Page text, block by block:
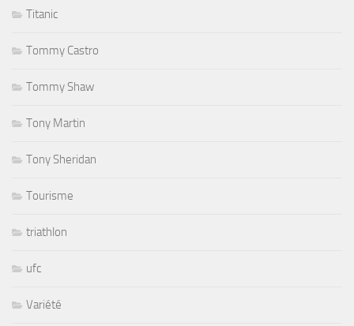
Titanic
Tommy Castro
Tommy Shaw
Tony Martin
Tony Sheridan
Tourisme
triathlon
ufc
Variété